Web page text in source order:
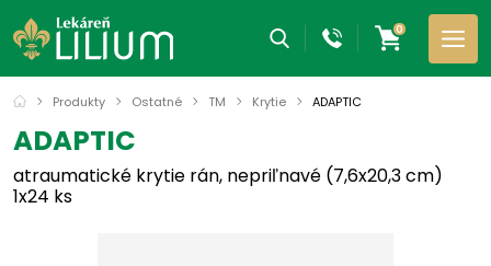
0
Produkty Ostatné TM Krytie ADAPTIC
ADAPTIC
atraumatické krytie rán, nepriľnavé (7,6x20,3 cm)
1x24 ks